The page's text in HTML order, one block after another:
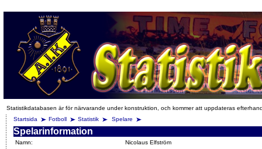
Statistikdatabasen är för närvarande under konstruktion, och kommer att uppdateras
Startsida
Fotboll Statistik Spelare
Spelarinformation
Namn:
Nicolaus Elfström